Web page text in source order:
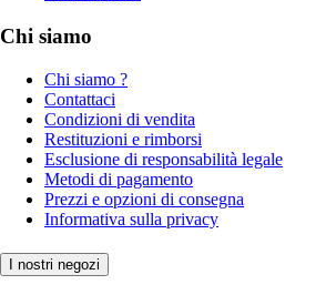
Chi siamo
Chi siamo ?
Contattaci
Condizioni di vendita
Restituzioni e rimborsi
Esclusione di responsabilità legale
Metodi di pagamento
Prezzi e opzioni di consegna
Informativa sulla privacy
I nostri negozi